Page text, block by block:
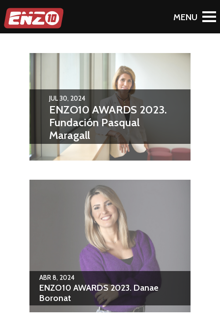
JUL 30, 2024
ENZO10 AWARDS 2023.
Fundación Pasqual
Maragall
ABR 8, 2024
ENZO10 AWARDS 2023. Danae
Boronat